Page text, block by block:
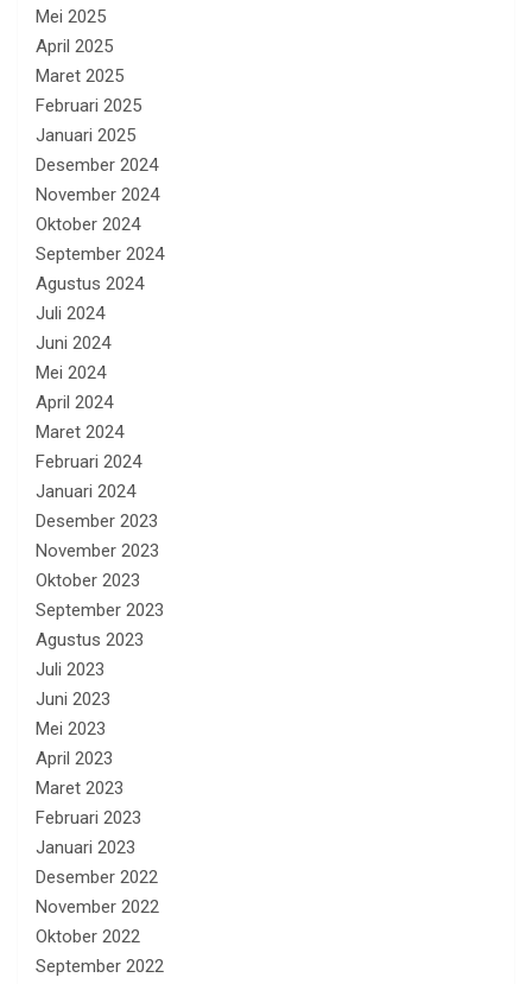
Mei 2025
April 2025
Maret 2025
Februari 2025
Januari 2025
Desember 2024
November 2024
Oktober 2024
September 2024
Agustus 2024
Juli 2024
Juni 2024
Mei 2024
April 2024
Maret 2024
Februari 2024
Januari 2024
Desember 2023
November 2023
Oktober 2023
September 2023
Agustus 2023
Juli 2023
Juni 2023
Mei 2023
April 2023
Maret 2023
Februari 2023
Januari 2023
Desember 2022
November 2022
Oktober 2022
September 2022